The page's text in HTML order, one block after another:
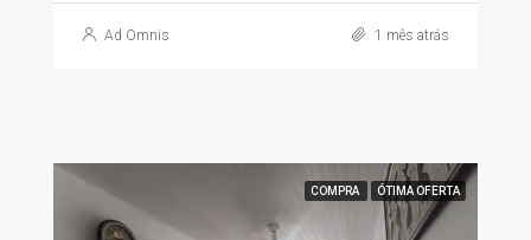
Ad Omnis 1 mês atrás
COMPRA ÓTIMA OFERTA